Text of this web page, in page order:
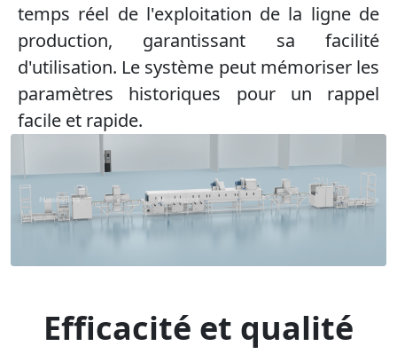
temps réel de l'exploitation de la ligne de
production, garantissant sa facilité
d'utilisation. Le système peut mémoriser les
paramètres historiques pour un rappel
facile et rapide.
Efficacité et qualité